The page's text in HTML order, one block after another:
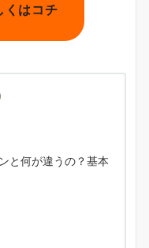
くはコチ
と何が違うの？基本